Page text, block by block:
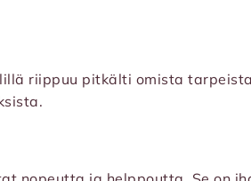
riippuu pitkälti omista